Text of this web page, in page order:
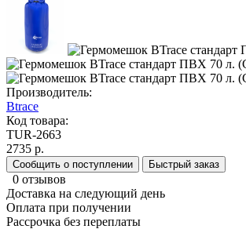
Производитель:
Btrace
Код товара:
TUR-2663
2735 р.
Сообщить о поступлении Быстрый заказ
0 отзывов
Доставка на следующий день
Оплата при получении
Рассрочка без переплаты